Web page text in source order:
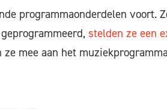
programmaonderdelen voort.
stelden ze een
mee aan het